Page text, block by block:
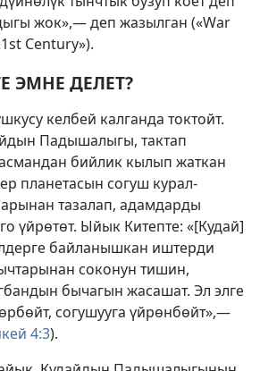
жок»,— деп жазылган («War
Century»).
ЭМНЕ ДЕЛЕТ?
келбей калганда токтойт.
Падышалыгы, тактап
бийлик кылып жаткан
планетасын согуш курал-
тазалап, адамдарды
үйрөтөт. Ыйык Китепте: «[Кудай]
байланышкан иштерди
соконун тишин,
бычагын жасашат. Эл элге
согушууга үйрөнбөйт»,—
4:3).